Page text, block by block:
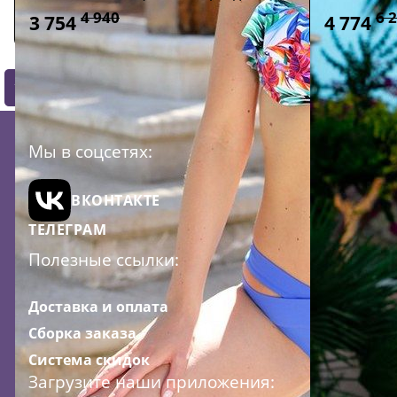
3 754 4 940 4 774 6
1 3 4
Мы в соцсетях:
ВКОНТАКТЕ
ТЕЛЕГРАМ
Полезные ссылки:
Доставка и оплата
Сборка заказа
Система скидок
Загрузите наши приложения: